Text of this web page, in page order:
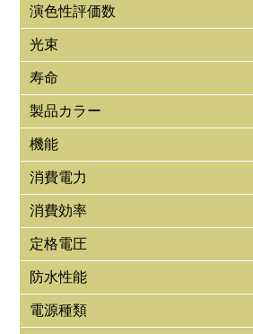
演色性評価数
光束
寿命
製品カラー
機能
消費電力
消費効率
定格電圧
防水性能
電源種類